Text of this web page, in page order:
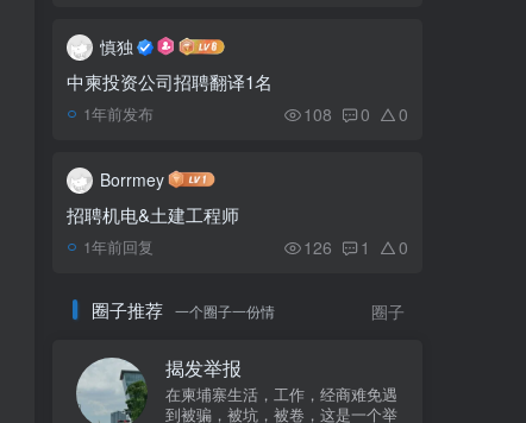
慎独
中柬投资公司招聘翻译1名
1年前发布 108 0 0
Borrmey
招聘机电&土建工程师
1年前回复 126 1 0
圈子推荐 一个圈子一份情 圈子
揭发举报
在柬埔寨生活，工作，经商难免遇
到被骗，被坑，被卷，这是一个举